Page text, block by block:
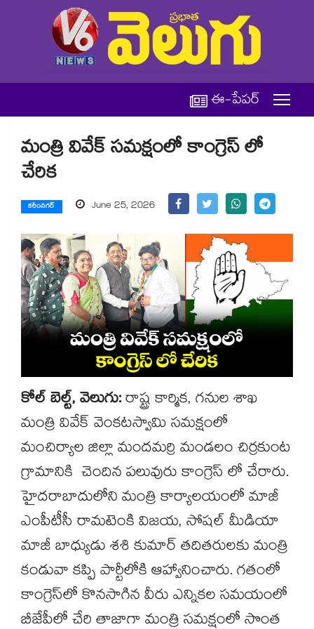
ఈ-పేపర్
మంత్రి వివేక్ సమక్షంలో కాంగ్రెస్ లో
చేరిక
కరీంనగర్ June 25, 2026
కోల్ బెల్ట్, వెలుగు:రాష్ట్ర కార్మిక, గనుల శాఖ
మంత్రి వివేక్ వెంకటస్వామి సమక్షంలో
మంచిర్యాల జిల్లా మందమర్రి మండలం చిర్రకుంట
గ్రామానికి చెందిన పలువురు కాంగ్రెస్ లో చేరారు.
హైదరాబాదులోని మంత్రి కార్యాలయంలో మాజీ
ఎంపీటీసీ రామటెంకి విజయ, సోషల్ మీడియా
మాజీ బాధ్యుడు శశి కుమార్ తదితరులకు మంత్రి
కండువా కప్పి పార్టీలోకి ఆహ్వానించారు. గతంలో
కాంగ్రెస్​లో కొనసాగిన వీరు ఎన్నికల సమయంలో
బీజేపీలో చేరి తాజాగా మంత్రి సమక్షంలో సొంత